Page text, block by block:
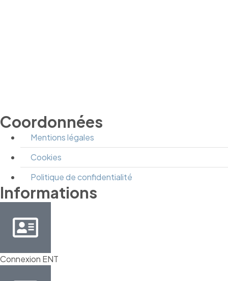
Coordonnées
Mentions légales
Cookies
Politique de confidentialité
Informations
Connexion ENT